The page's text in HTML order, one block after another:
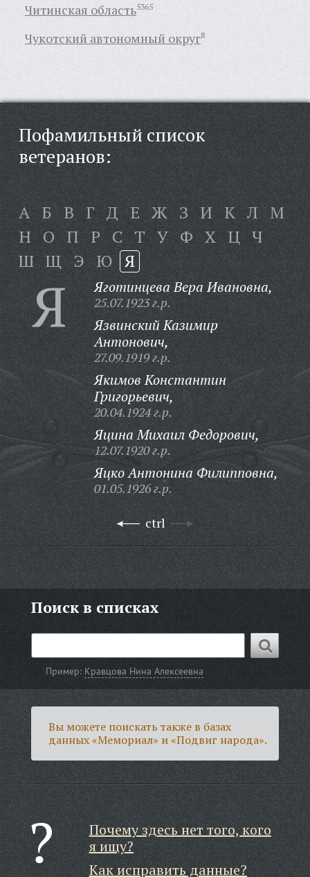
Читинская область5365
Чукотский автономный округ8
Пофамильный список
ветеранов:
А Б В Г Д Е Ж З И К Л М
Н О П Р С Т У Ф Х Ц Ч
Ш Щ Э Ю Я
Я Яготинцева Вера Ивановна,
25.07.1923 г.р.
Язвинский Казимир
Антонович,
27.09.1919 г.р.
Якимов Константин
Григорьевич,
20.04.1924 г.р.
Яцина Михаил Федорович,
12.07.1920 г.р.
Яцко Антонина Филипповна,
01.05.1926 г.р.
ctrl
Поиск в списках
Пример: Кравцова Нина Алексеевна
Вы можете поискать также в базах
данных «Мемориал» и «Подвиг народа».
Почему здесь нет того, кого
я ищу?
Как исправить данные?